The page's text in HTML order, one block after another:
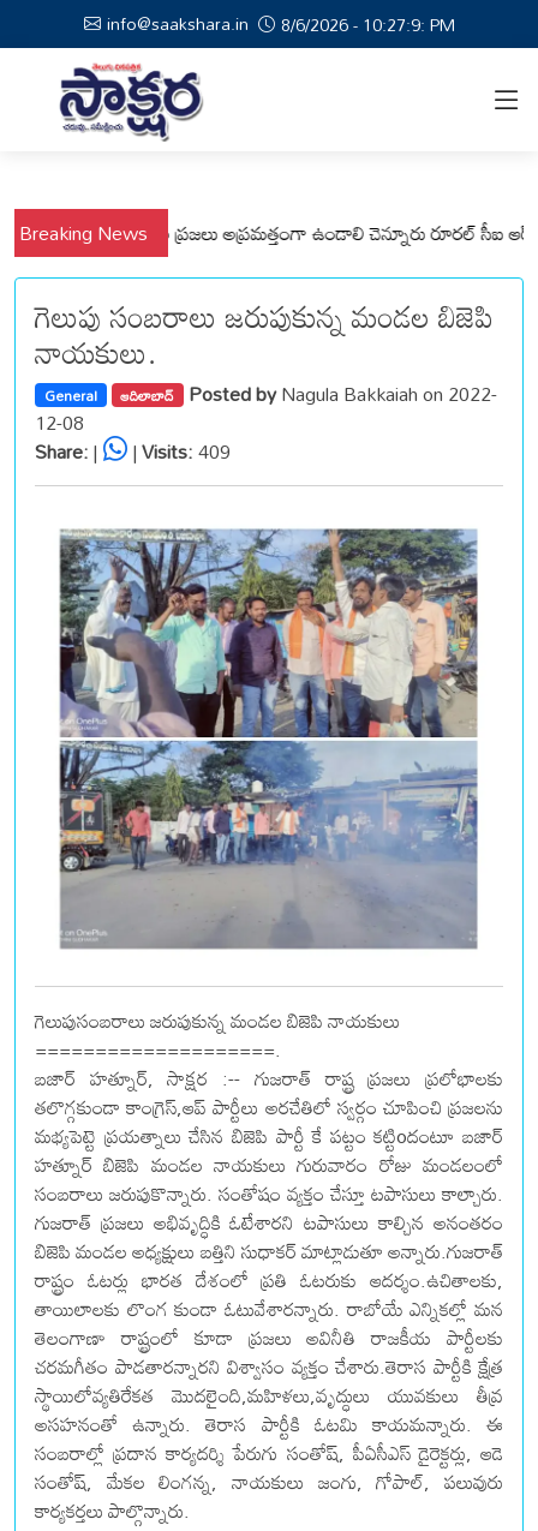
info@saakshara.in 8/6/2026 - 10:27:10: PM
Breaking News
మండలాల ప్రజలు అప్రమత్తంగా ఉండాలి చెన్నూరు రూరల్ సీఐ ఆర్. కృష్ణ
గెలుపు సంబరాలు జరుపుకున్న మండల బిజెపి
నాయకులు.
General ఆదిలాబాద్ Posted byNagula Bakkaiah on 2022-
12-08
Share:| |Visits:409
గెలుపుసంబరాలు జరుపుకున్న మండల బిజెపి నాయకులు
====================.
బజార్ హత్నూర్, సాక్షర :-- గుజరాత్ రాష్ట్ర ప్రజలు ప్రలోభాలకు
తలొగ్గకుండా కాంగ్రెస్,ఆప్ పార్టీలు అరచేతిలో స్వర్గం చూపించి ప్రజలను
మభ్యపెట్టె ప్రయత్నాలు చేసిన బిజెపి పార్టీ కే పట్టం కట్టిoదంటూ బజార్
హత్నూర్ బిజెపి మండల నాయకులు గురువారం రోజు మండలంలో
సంబరాలు జరుపుకొన్నారు. సంతోషం వ్యక్తం చేస్తూ టపాసులు కాల్చారు.
గుజరాత్ ప్రజలు అభివృద్ధికి ఓటేశారని టపాసులు కాల్చిన అనంతరం
బిజెపి మండల అధ్యక్షులు బత్తిని సుధాకర్ మాట్లాడుతూ అన్నారు.గుజరాత్
రాష్ట్రం ఓటర్లు భారత దేశంలో ప్రతి ఓటరుకు ఆదర్శం.ఉచితాలకు,
తాయిలాలకు లొంగ కుండా ఓటువేశారన్నారు. రాబోయే ఎన్నికల్లో మన
తెలంగాణా రాష్ట్రంలో కూడా ప్రజలు అవినీతి రాజకీయ పార్టీలకు
చరమగీతం పాడతారన్నారని విశ్వాసం వ్యక్తం చేశారు.తెరాస పార్టీకి క్షేత్ర
స్థాయిలోవ్యతిరేకత మొదలైంది,మహిళలు,వృద్ధులు యువకులు తీవ్ర
అసహనంతో ఉన్నారు. తెరాస పార్టీకి ఓటమి కాయమన్నారు. ఈ
సంబరాల్లో ప్రదాన కార్యదర్శి పేరుగు సంతోష్, పీఏసీఎస్ డైరెక్టర్లు, ఆడె
సంతోష్, మేకల లింగన్న, నాయకులు జంగు, గోపాల్, పలువురు
కార్యకర్తలు పాల్గొన్నారు.